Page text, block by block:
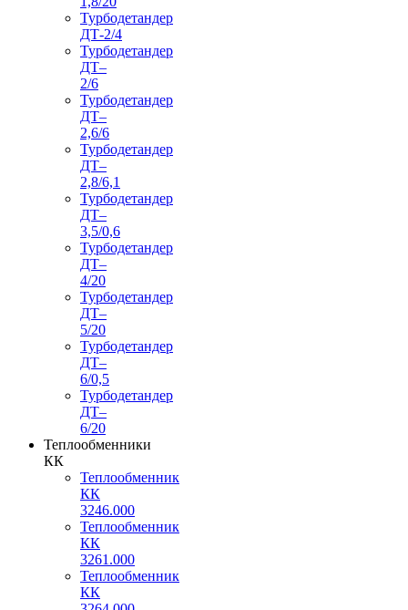
Турбодетандер
ДТ-2/4
Турбодетандер
ДТ–
2/6
Турбодетандер
ДТ–
2,6/6
Турбодетандер
ДТ–
2,8/6,1
Турбодетандер
ДТ–
3,5/0,6
Турбодетандер
ДТ–
4/20
Турбодетандер
ДТ–
5/20
Турбодетандер
ДТ–
6/0,5
Турбодетандер
ДТ–
6/20
Теплообменники
КК
Теплообменник
КК
3246.000
Теплообменник
КК
3261.000
Теплообменник
КК